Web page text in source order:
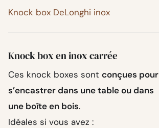
Knock box DeLonghi inox
Knock box en inox carrée
Ces knock boxes sont conçues pour
s’encastrer dans une table ou dans
une boîte en bois.
Idéales si vous avez :